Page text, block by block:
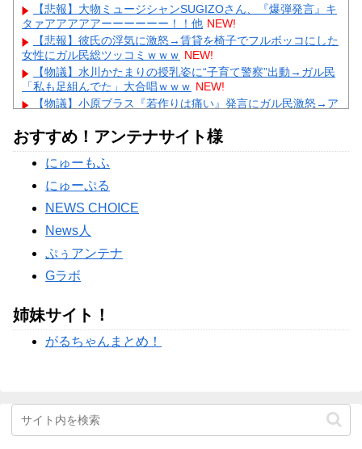
【悲報】大物ミュージシャンSUGIZOさん、『爆弾発言』キ
タァアアアアアーーーーーー！！他 NEW!
【悲報】彼氏の浮気に激怒→賃貸を椅子でフルボッコにした
女性にガル民総ツッコミｗｗｗ NEW!
【物議】水川かたまりの授乳姿に“子育て警察”出動→ガル民
「私も足組んでた」大合唱ｗｗｗ NEW!
【物議】小原ブラス『若作りは痛い』発言にガル民激怒→ア
【物議】長瀬智也の“スネハラ”謝罪ネタにガル民総ツッコミ
→まさかのオチにｗｗｗ
【完全まとめ】親の介護と老後の不安｜ガル民のリアル体験
談を総整理
Powered by livedoor 相互RSS
おすすめ！アンテナサイト様
にゅーもふ
にゅーぷる
NEWS CHOICE
News人
ぷぅアンテナ
Gラボ
姉妹サイト！
がるちゃんまとめ！